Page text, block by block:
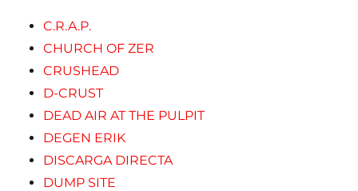
C.R.A.P.
CHURCH OF ZER
CRUSHEAD
D-CRUST
DEAD AIR AT THE PULPIT
DEGEN ERIK
DISCARGA DIRECTA
DUMP SITE